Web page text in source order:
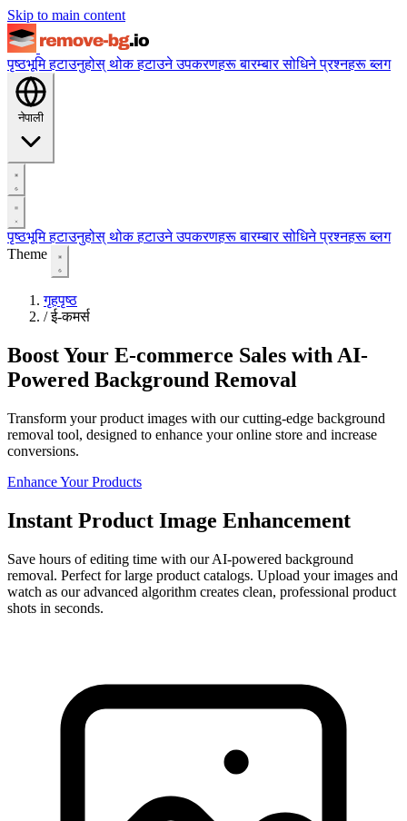
Skip to main content
पृष्ठभूमि हटाउनुहोस् थोक हटाउनेउपकरणहरूबारम्बार सोधिने प्रश्नहरूब्लग
नेपाली
पृष्ठभूमि हटाउनुहोस् थोक हटाउनेउपकरणहरूबारम्बार सोधिने प्रश्नहरूब्लग
Theme
गृहपृष्ठ
/ ई-कमर्स
Boost Your E-commerce Sales with AI-
Powered Background Removal
Transform your product images with our cutting-edge background
removal tool, designed to enhance your online store and increase
conversions.
Enhance Your Products
Instant Product Image Enhancement
Save hours of editing time with our AI-powered background
removal. Perfect for large product catalogs. Upload your images and
watch as our advanced algorithm creates clean, professional product
shots in seconds.